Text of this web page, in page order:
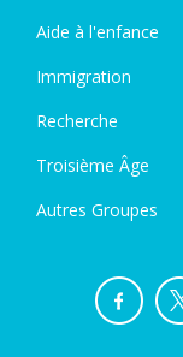
Aide à l'enfance
Immigration
Recherche
Troisième Âge
Autres Groupes